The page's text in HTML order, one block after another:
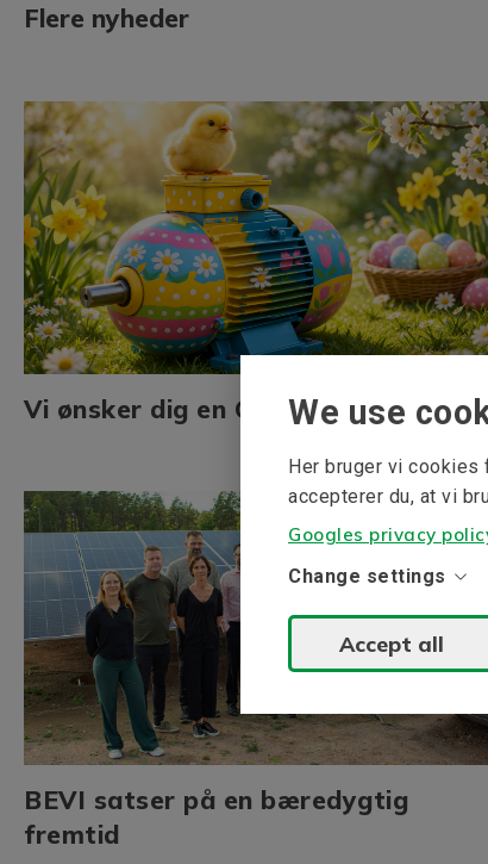
We use
Her bruger vi
accepterer du, at vi
Googles privacy
Change settings
Accept all
Flere nyheder
Vi ønsker dig en Glædelig Påske!
BEVI satser på en bæredygtig
fremtid